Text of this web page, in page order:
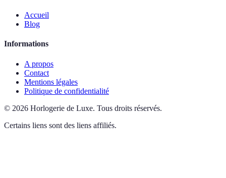
Accueil
Blog
Informations
A propos
Contact
Mentions légales
Politique de confidentialité
© 2026 Horlogerie de Luxe. Tous droits réservés.
Certains liens sont des liens affiliés.